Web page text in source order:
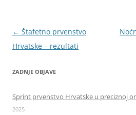
Navigacija
objava
← Štafetno prvenstvo
Hrvatske – rezultati
ZADNJE OBJAVE
Sprint prvenstvo Hrvatske u preciznoj
2025